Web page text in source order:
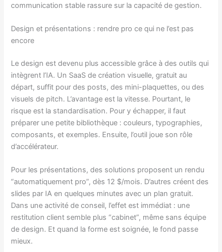
communication stable rassure sur la capacité de gestion.
Design et présentations : rendre pro ce qui ne l’est pas
encore
Le design est devenu plus accessible grâce à des outils qui
intègrent l’IA. Un SaaS de création visuelle, gratuit au
départ, suffit pour des posts, des mini-plaquettes, ou des
visuels de pitch. L’avantage est la vitesse. Pourtant, le
risque est la standardisation. Pour y échapper, il faut
préparer une petite bibliothèque : couleurs, typographies,
composants, et exemples. Ensuite, l’outil joue son rôle
d’accélérateur.
Pour les présentations, des solutions proposent un rendu
“automatiquement pro”, dès 12 $/mois. D’autres créent des
slides par IA en quelques minutes avec un plan gratuit.
Dans une activité de conseil, l’effet est immédiat : une
restitution client semble plus “cabinet”, même sans équipe
de design. Et quand la forme est soignée, le fond passe
mieux.